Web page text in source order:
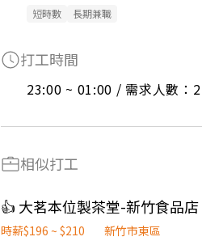
短時數 長期兼職
打工時間
23:00 ~ 01:00 / 需求人數：2
相似打工
👍 大茗本位製茶堂-新竹食品店
時薪$196 ~ $210
新竹市東區